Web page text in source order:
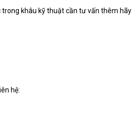
khâu kỹ thuật cần tư vấn thêm hãy
hệ: